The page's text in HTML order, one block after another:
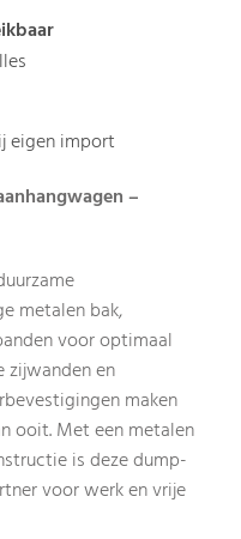
eigen import
–
metalen bak,
voor optimaal
zijwanden en
maken
ooit. Met een metalen
is deze dump-
voor werk en vrije